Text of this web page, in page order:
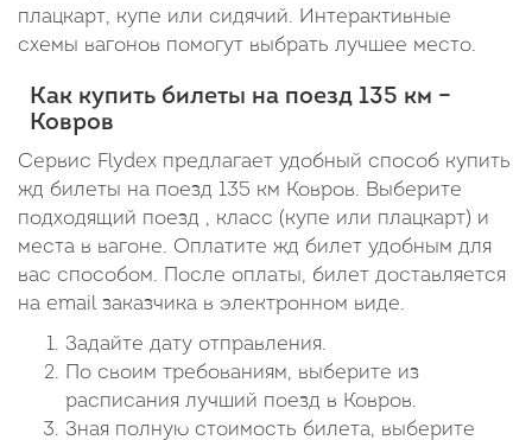
плацкарт, купе или сидячий. Интерактивные
схемы вагонов помогут выбрать лучшее место.
Как купить билеты на поезд 135 км –
Ковров
Сервис Flydex предлагает удобный способ купить
жд билеты на поезд 135 км Ковров. Выберите
подходящий поезд , класс (купе или плацкарт) и
места в вагоне. Оплатите жд билет удобным для
вас способом. После оплаты, билет доставляется
на email заказчика в электронном виде.
Задайте дату отправления.
По своим требованиям, выберите из
расписания лучший поезд в Ковров.
Зная полную стоимость билета, выберите